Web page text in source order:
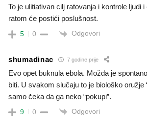
To je ulitiativan cilj ratovanja i kontrole ljudi
ratom će postići poslušnost.
5 0 Odgovori
shumadinac 7 godine prije
Evo opet buknula ebola. Možda je
biti. U svakom slučaju to je biološko oružje
samo čeka da ga neko “pokupi”.
9 0 Odgovori